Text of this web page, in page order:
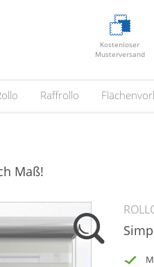
Kostenloser
Musterversand
Raffrollo
Maß!